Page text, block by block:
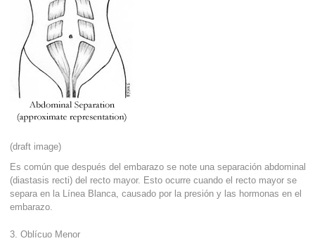
(draft image)
Es común que después del embarazo se note una separación abdominal
(diastasis recti) del recto mayor. Esto ocurre cuando el recto mayor se
separa en la Línea Blanca, causado por la presión y las hormonas en el
embarazo.
3. Oblícuo Menor